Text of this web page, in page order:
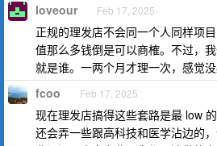
loveour Feb 17, 2025
正规的理发店不会同一个人同样项
值那么多钱倒是可以商榷。不过，
就是谁。一两个月才理一次，感觉没
fcoo Feb 17, 2025
现在理发店搞得这些套路是最 low
还会弄一些跟高科技和医学沾边的